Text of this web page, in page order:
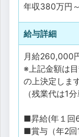
年収380万円 ～
給与詳細
月給260,000
※上記金額は
の上決定します
（残業代は1
■昇給(年１回
■賞与（年2回